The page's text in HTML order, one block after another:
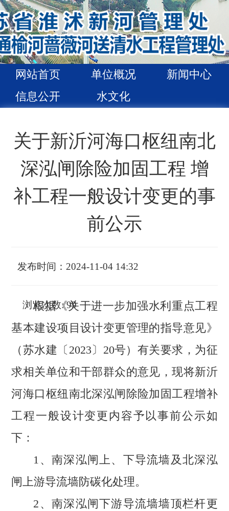
网站首页 单位概况
新闻中心
信息公开
水文化
关于新沂河海口枢纽南北
深泓闸除险加固工程 增
补工程一般设计变更的事
前公示
发布时间： 2024-11-04 14:32
浏览次数:99
根据《关于进一步加强水利重点工程
基本建设项目设计变更管理的指导意见》
（苏水建〔2023〕20号）有关要求，为征
求相关单位和干部群众的意见，现将新沂
河海口枢纽南北深泓闸除险加固工程增补
工程一般设计变更内容予以事前公示如
下：
1、南深泓闸上、下导流墙及北深泓
闸上游导流墙防碳化处理。
2、南深泓闸下游导流墙墙顶栏杆更